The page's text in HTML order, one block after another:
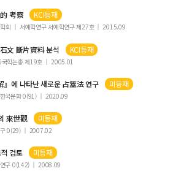
양국 문화의 보편성과 특수성 고찰
의 생사관
한 고찰
와의 관계에 대한 고찰
研究
考察 KCI등재
회 서예학연구 서예학연구 제27호 2015.09
文 斷片資料 분석 KCI등재
국학논총 제19호 2005.01
에 나타난 새로운 占筮法 연구 미등재
한국문화 0(91) 2020.09
來世觀 미등재
0(29) 2007.02
검토 미등재
구 0(142) 2008.09